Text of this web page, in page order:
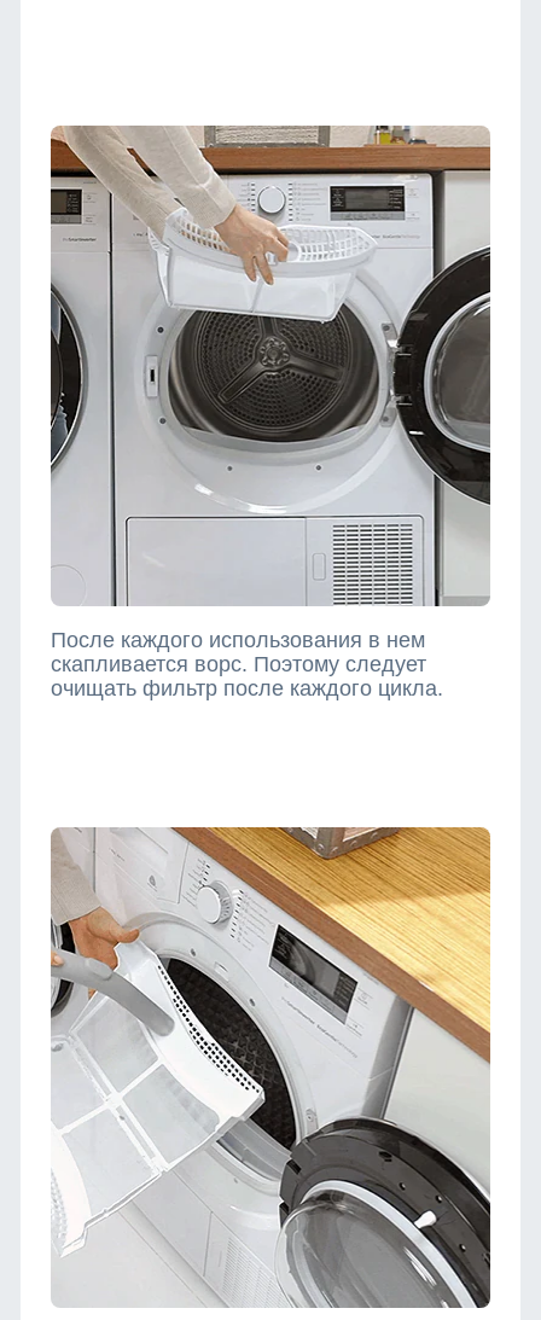
После каждого использования в нем
скапливается ворс. Поэтому следует
очищать фильтр после каждого цикла.